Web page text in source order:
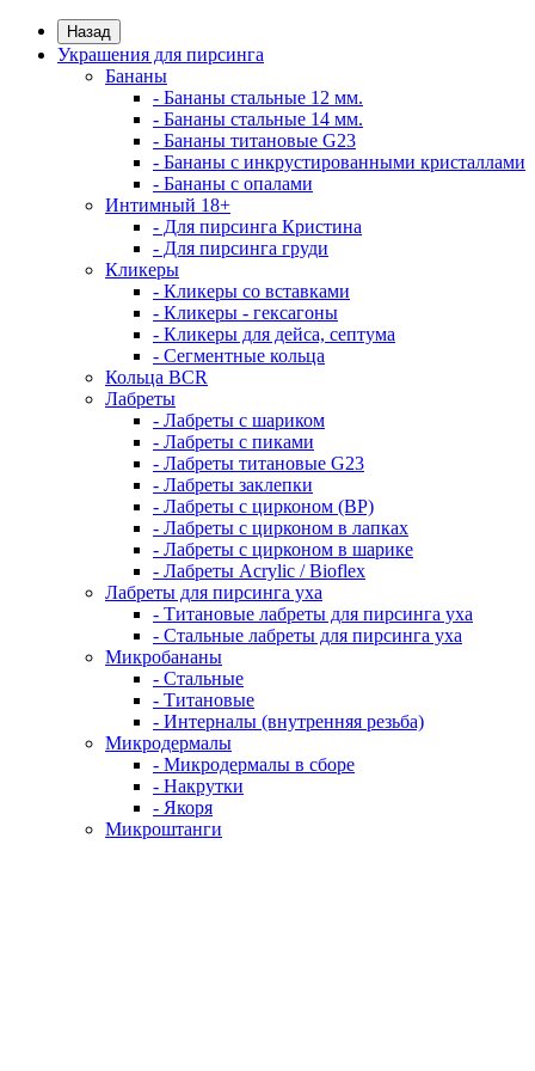
Назад
Украшения для пирсинга
Бананы
- Бананы стальные 12 мм.
- Бананы стальные 14 мм.
- Бананы титановые G23
- Бананы с инкрустированными кристаллами
- Бананы с опалами
Интимный 18+
- Для пирсинга Кристина
- Для пирсинга груди
Кликеры
- Кликеры со вставками
- Кликеры - гексагоны
- Кликеры для дейса, септума
- Сегментные кольца
Кольца BCR
Лабреты
- Лабреты с шариком
- Лабреты с пиками
- Лабреты титановые G23
- Лабреты заклепки
- Лабреты с цирконом (ВР)
- Лабреты с цирконом в лапках
- Лабреты с цирконом в шарике
- Лабреты Acrylic / Bioflex
Лабреты для пирсинга уха
- Титановые лабреты для пирсинга уха
- Стальные лабреты для пирсинга уха
Микробананы
- Стальные
- Титановые
- Интерналы (внутренняя резьба)
Микродермалы
- Микродермалы в сборе
- Накрутки
- Якоря
Микроштанги